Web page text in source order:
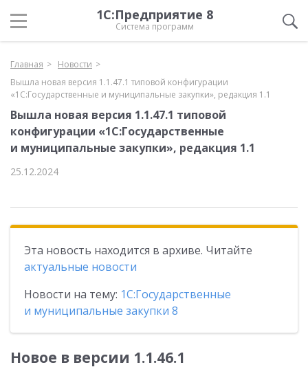
1С:Предприятие 8
Система программ
Главная
Новости
Вышла новая версия 1.1.47.1 типовой конфигурации
«1С:Государственные и муниципальные закупки», редакция 1.1
Вышла новая версия 1.1.47.1 типовой
конфигурации «1С:Государственные
и муниципальные закупки», редакция 1.1
25.12.2024
Эта новость находится в архиве. Читайте
актуальные новости
Новости на тему: 1С:Государственные
и муниципальные закупки 8
Новое в версии 1.1.46.1